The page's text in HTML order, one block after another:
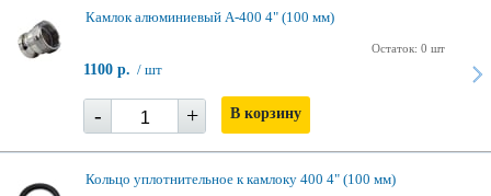
Камлок алюминиевый A-400 4" (100 мм)
Остаток: 0 шт
1100 р. / шт
- + В корзину
Кольцо уплотнительное к камлоку 400 4" (100 мм)